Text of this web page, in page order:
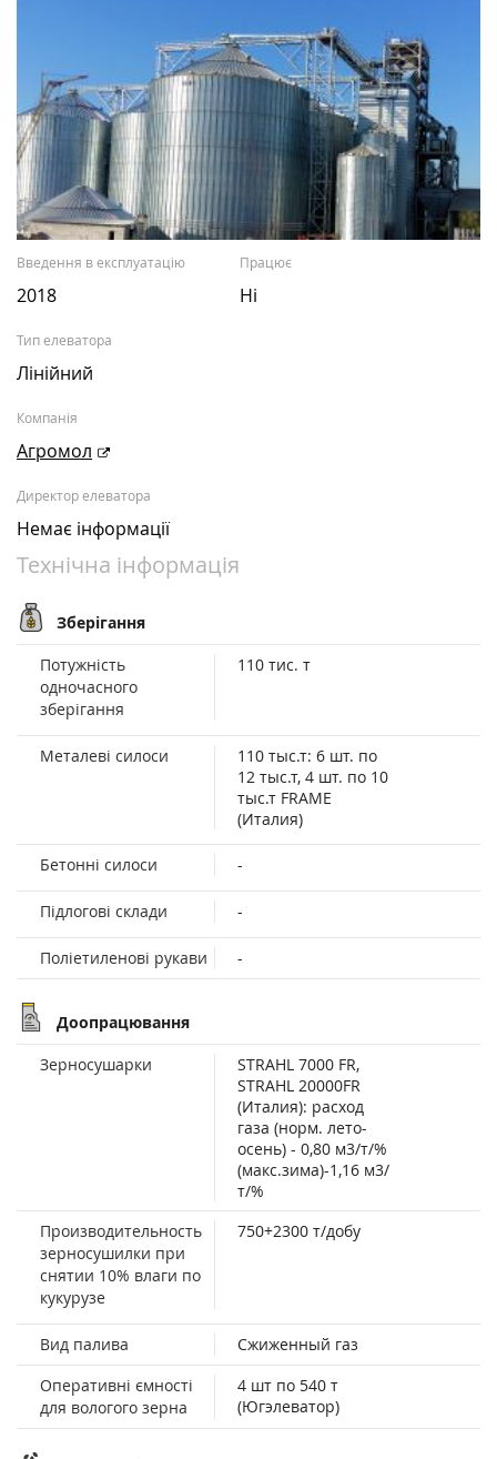
Введення в експлуатацію
2018
Працює
Ні
Тип елеватора
Лінійний
Компанія
Агромол
Директор елеватора
Немає інформації
Технічна інформація
Зберігання
Потужність
одночасного
зберігання
110 тис. т
Металеві силоси
110 тыс.т: 6 шт. по
12 тыс.т, 4 шт. по 10
тыс.т FRAME
(Италия)
Бетонні силоси -
Підлогові склади -
Поліетиленові рукави -
Доопрацювання
Зерносушарки
STRAHL 7000 FR,
STRAHL 20000FR
(Италия): расход
газа (норм. лето-
осень) - 0,80 м3/т/%
(макс.зима)-1,16 м3/
т/%
Производительность
зерносушилки при
снятии 10% влаги по
кукурузе
750+2300 т/добу
Вид палива
Сжиженный газ
Оперативні ємності
для вологого зерна
4 шт по 540 т
(Югэлеватор)